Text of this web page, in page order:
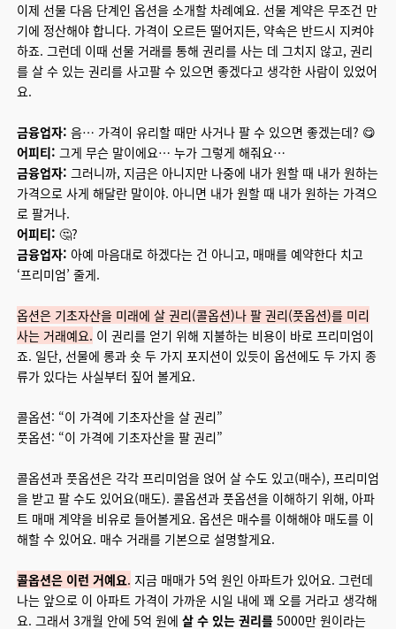
이제 선물 다음 단계인 옵션을 소개할 차례예요. 선물 계약은 무조건 만
기에 정산해야 합니다. 가격이 오르든 떨어지든, 약속은 반드시 지켜야
하죠. 그런데 이때 선물 거래를 통해 권리를 사는 데 그치지 않고, 권리
를 살 수 있는 권리를 사고팔 수 있으면 좋겠다고 생각한 사람이 있었어
요.
금융업자: 음… 가격이 유리할 때만 사거나 팔 수 있으면 좋겠는데? 😋
어피티: 그게 무슨 말이에요… 누가 그렇게 해줘요…
금융업자: 그러니까, 지금은 아니지만 나중에 내가 원할 때 내가 원하는
가격으로 사게 해달란 말이야. 아니면 내가 원할 때 내가 원하는 가격으
로 팔거나.
어피티: 🤔?
금융업자: 아예 마음대로 하겠다는 건 아니고, 매매를 예약한다 치고
‘프리미엄’ 줄게.
옵션은 기초자산을 미래에 살 권리(콜옵션)나 팔 권리(풋옵션)를 미리
사는 거래예요. 이 권리를 얻기 위해 지불하는 비용이 바로 프리미엄이
죠. 일단, 선물에 롱과 숏 두 가지 포지션이 있듯이 옵션에도 두 가지 종
류가 있다는 사실부터 짚어 볼게요.
콜옵션: “이 가격에 기초자산을 살 권리”
풋옵션: “이 가격에 기초자산을 팔 권리”
콜옵션과 풋옵션은 각각 프리미엄을 얹어 살 수도 있고(매수), 프리미엄
을 받고 팔 수도 있어요(매도). 콜옵션과 풋옵션을 이해하기 위해, 아파
트 매매 계약을 비유로 들어볼게요. 옵션은 매수를 이해해야 매도를 이
해할 수 있어요. 매수 거래를 기본으로 설명할게요.
콜옵션은 이런 거예요. 지금 매매가 5억 원인 아파트가 있어요. 그런데
나는 앞으로 이 아파트 가격이 가까운 시일 내에 꽤 오를 거라고 생각해
요. 그래서 3개월 안에 5억 원에 살 수 있는 권리를5000만 원이라는